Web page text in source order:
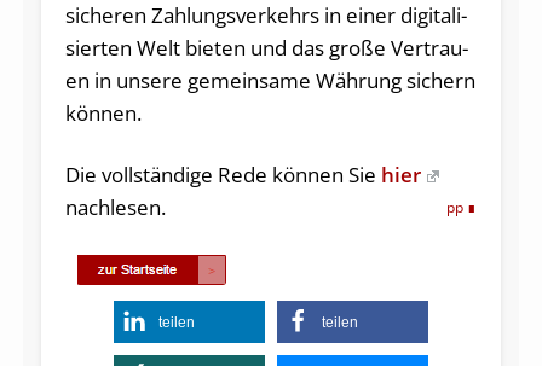
si­che­ren Zah­lungs­ver­kehrs in einer di­gi­ta­li­
sier­ten Welt bie­ten und das große Ver­trau­
en in un­se­re ge­mein­sa­me Wäh­rung si­chern
kön­nen.
Die vollständige Rede können Sie hier
nachlesen.
pp
teilen teilen